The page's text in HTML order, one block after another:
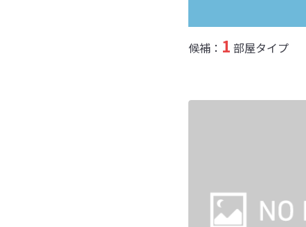
候補： 1 部屋タイプ